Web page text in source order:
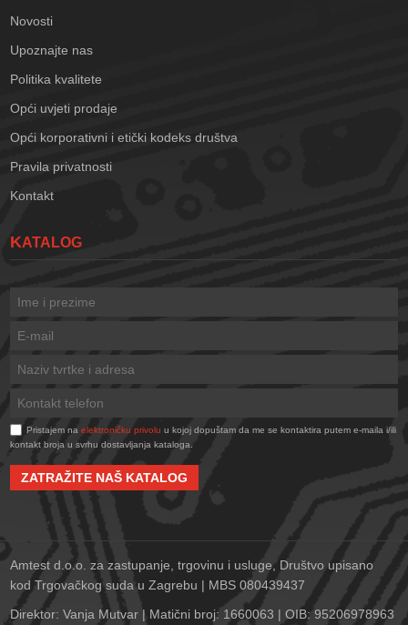
Novosti
Upoznajte nas
Politika kvalitete
Opći uvjeti prodaje
Opći korporativni i etički kodeks društva
Pravila privatnosti
Kontakt
KATALOG
Pristajem naelektroničku privolu u kojoj dopuštam da me se kontaktira putem e-maila i/ili
kontakt broja u svrhu dostavljanja kataloga.
ZATRAŽITE NAŠ KATALOG
Amtest d.o.o. za zastupanje, trgovinu i usluge, Društvo upisano
kod Trgovačkog suda u Zagrebu | MBS 080439437
Direktor: Vanja Mutvar | Matični broj: 1660063 | OIB: 95206978963